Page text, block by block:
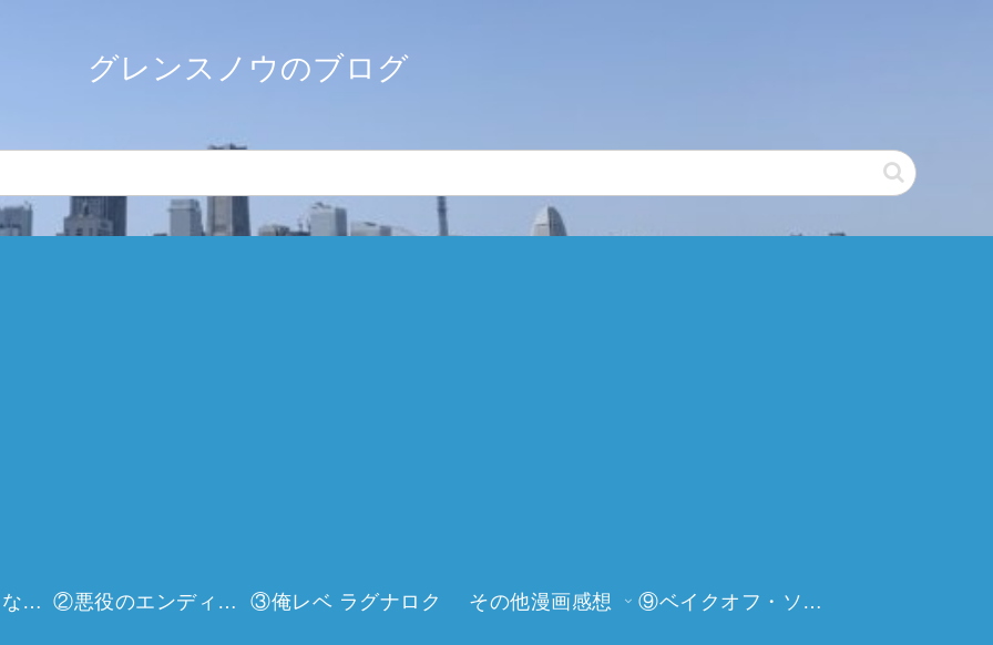
グレンスノウのブログ
①今世は当主になります ②悪役のエンディングは死のみ ③俺レベ ラグナロク その他漫画感想 ⑨ベイクオフ・ソーイングビー